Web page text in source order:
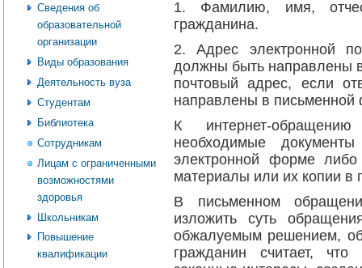
Сведения об
образовательной
организации
Виды образования
Деятельность вуза
Студентам
Библиотека
Сотрудникам
Лицам с ограниченными
возможностями
здоровья
Школьникам
Повышение
квалификации
1. Фамилию, имя,
гражданина.
2. Адрес электронной
должны быть направлены
почтовый адрес, если
направлены в
К интернет-
необходимые
электронной форме
материалы или их копии в
В письменном
изложить суть
обжалуемым решением,
гражданин считает,